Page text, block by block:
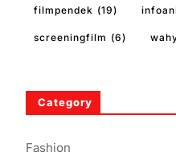
filmpendek (19)
screeningfilm (6)
Category
Fashion